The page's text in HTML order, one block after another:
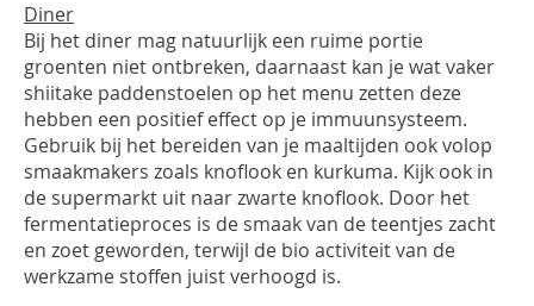
Diner
Bij het diner mag natuurlijk een ruime portie
groenten niet ontbreken, daarnaast kan je wat vaker
shiitake paddenstoelen op het menu zetten deze
hebben een positief effect op je immuunsysteem.
Gebruik bij het bereiden van je maaltijden ook volop
smaakmakers zoals knoflook en kurkuma. Kijk ook in
de supermarkt uit naar zwarte knoflook. Door het
fermentatieproces is de smaak van de teentjes zacht
en zoet geworden, terwijl de bio activiteit van de
werkzame stoffen juist verhoogd is.